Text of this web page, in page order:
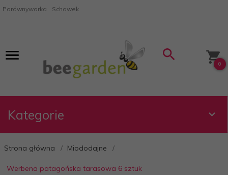
Porównywarka Schowek
0
Kategorie
Strona główna Miododajne
Werbena patagońska tarasowa 6 sztuk